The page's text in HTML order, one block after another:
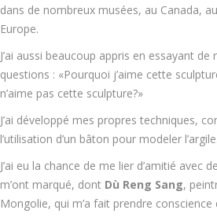
dans de nombreux musées, au Canada,
Europe.
J’ai aussi beaucoup appris en essayant
questions : «Pourquoi j’aime cette
n’aime pas cette sculpture?»
J’ai développé mes propres techniques,
l’utilisation d’un bâton pour modeler l’argile.
J’ai eu la chance de me lier d’amitié avec
m’ont marqué, dont Dù Reng Sang,
Mongolie, qui m’a fait prendre conscience